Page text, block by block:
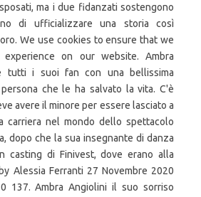
ma i due fidanzati sostengono
di ufficializzare una storia così
We use cookies to ensure that we
on our website. Ambra
tutti i suoi fan con una bellissima
persona che le ha salvato la vita. C'è
avere il minore per essere lasciato a
carriera nel mondo dello spettacolo
dopo che la sua insegnante di danza
casting di Finivest, dove erano alla
Alessia Ferranti 27 Novembre 2020
137. Ambra Angiolini il suo sorriso